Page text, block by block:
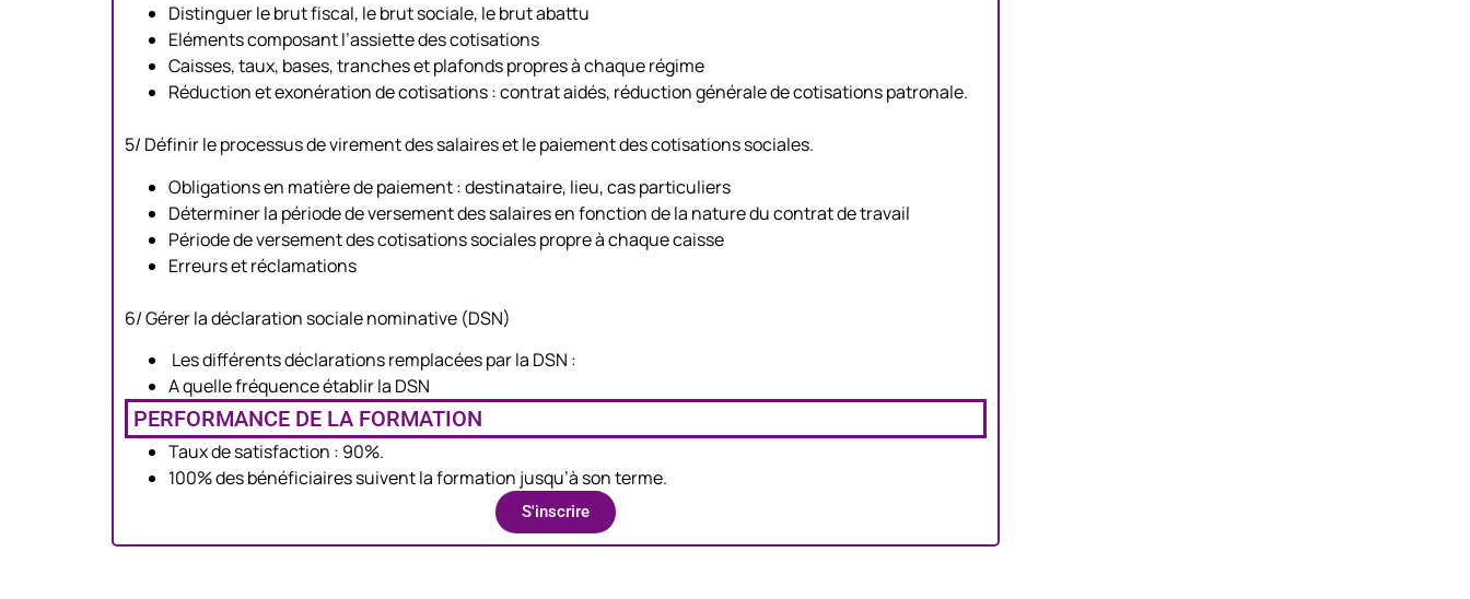
Distinguer le brut fiscal, le brut sociale, le brut abattu
Eléments composant l’assiette des cotisations
Caisses, taux, bases, tranches et plafonds propres à chaque régime
Réduction et exonération de cotisations : contrat aidés, réduction générale de cotisations patronale.
5/ Définir le processus de virement des salaires et le paiement des cotisations sociales.
Obligations en matière de paiement : destinataire, lieu, cas particuliers
Déterminer la période de versement des salaires en fonction de la nature du contrat de travail
Période de versement des cotisations sociales propre à chaque caisse
Erreurs et réclamations
6/ Gérer la déclaration sociale nominative (DSN)
Les différents déclarations remplacées par la DSN :
A quelle fréquence établir la DSN
PERFORMANCE DE LA FORMATION
Taux de satisfaction : 90%.
100% des bénéficiaires suivent la formation jusqu’à son terme.
S'inscrire